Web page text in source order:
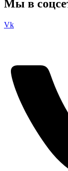
Мы в
Vk